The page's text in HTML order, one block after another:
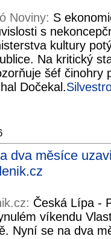
Noviny: S
s
kultury
Na kritický
šéf činohry
Dočekal.
dva měsíce
Česká Lípa -
víkendu
Nyní se na dva